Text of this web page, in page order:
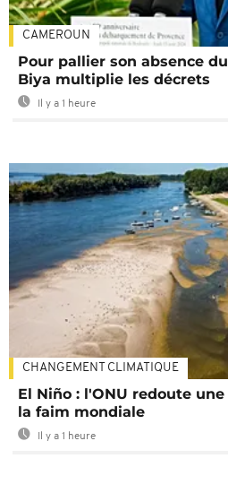
CAMEROUN
Pour pallier son absence
Biya multiplie les décrets
Il y a 1 heure
CHANGEMENT CLIMATIQUE
El Niño : l'ONU redoute
la faim mondiale
Il y a 1 heure